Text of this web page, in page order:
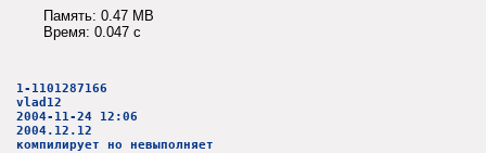
Память: 0.47 MB
Время: 0.047 c
1-1101287166
vlad12
2004-11-24 12:06
2004.12.12
компилирует но невыполняет